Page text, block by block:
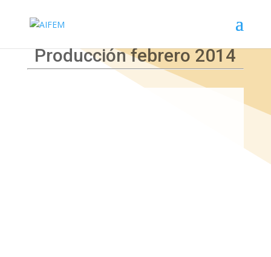
Producción febrero 2014